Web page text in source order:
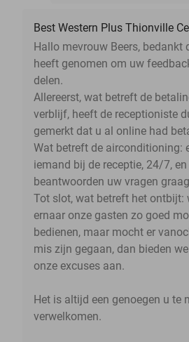
Best Western Plus Thionville
Hallo mevrouw Beers, bedankt
heeft genomen om uw
delen.
Allereerst, wat betreft de
verblijf, heeft de receptioniste
gemerkt dat u al online had
Wat betreft de airconditioning:
iemand bij de receptie, 24/7,
beantwoorden uw vragen
Tot slot, wat betreft het ontbijt:
ernaar onze gasten zo goed
bedienen, maar mocht er
mis zijn gegaan, dan bieden
onze excuses aan.
Het is altijd een genoegen u te
verwelkomen.